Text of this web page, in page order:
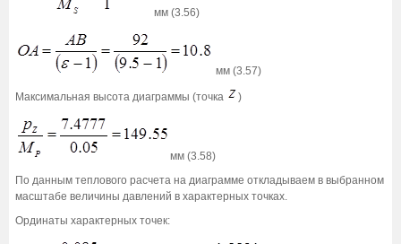
мм (3.56)
мм (3.57)
Максимальная высота диаграммы (точка )
мм (3.58)
По данным теплового расчета на диаграмме откладываем в выбранном
масштабе величины давлений в характерных точках.
Ординаты характерных точек: